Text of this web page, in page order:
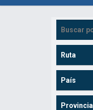
Ruta
País
Provincia